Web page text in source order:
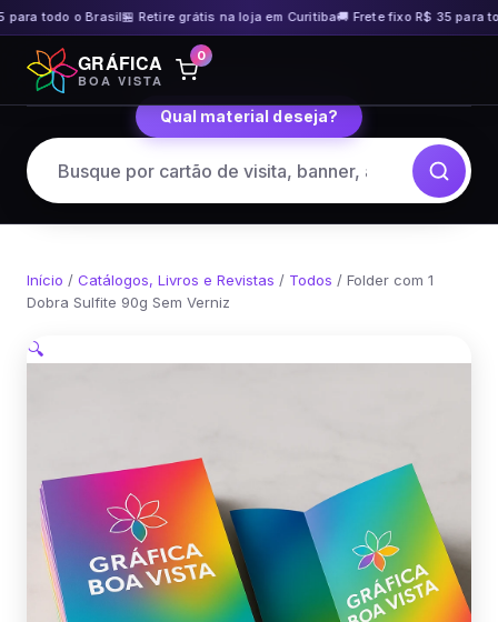
todo o Brasil🏪 Retire grátis na loja em Curitiba🚚 Frete fixo R$ 35 para
Pular
para
o
GRÁFICA
BOA VISTA
0
Qual material deseja?
Início / Catálogos, Livros e Revistas / Todos / Folder com 1
Dobra Sulfite 90g Sem Verniz
🔍